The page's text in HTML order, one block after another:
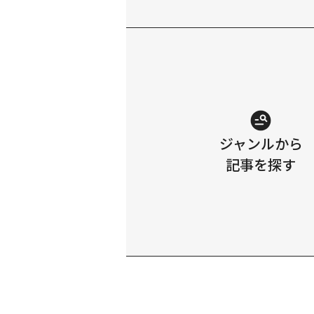
ジャンルから
記事を探す